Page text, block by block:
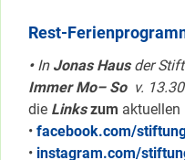
Rest-
•InJonas Hausder
Immer Mo– So v.
die Linkszum aktuellen
• facebook.com/
• instagram.com/